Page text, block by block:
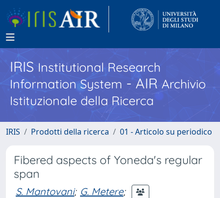
IRISInstitutional Research
Information System - AIR Archivio
Istituzionale della Ricerca
IRIS Prodotti della ricerca 01 - Articolo su periodico
Fibered aspects of Yoneda's regular
span
S. Mantovani; G. Metere;